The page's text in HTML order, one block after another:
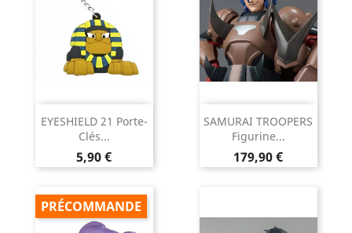
EYESHIELD 21 Porte-
Clés...
Prix
5,90 €
SAMURAI TROOPERS
Figurine...
Prix
179,90 €
PRÉCOMMANDE